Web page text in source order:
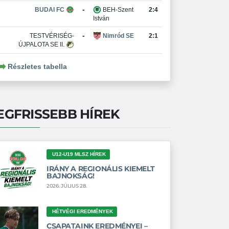
BUDAI FC -
BEH-Szent
István
2:4
TESTVÉRISÉG-
ÚJPALOTA SE II.
- Nimród SE 2:1
Részletes tabella
HÍREK
U12-U19 MLSZ HÍREK
IRÁNY A REGIONÁLIS KIEMELT
BAJNOKSÁG!
2026. JÚLIUS 28.
HÉTVÉGI EREDMÉNYEK
CSAPATAINK EREDMÉNYEI –